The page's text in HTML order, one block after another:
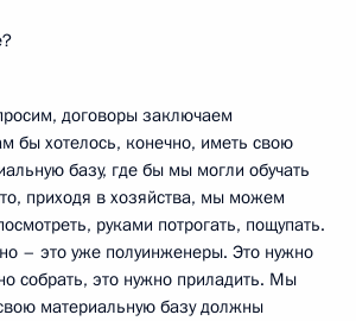
договоры заключаем
бы хотелось, конечно, иметь свою
базу, где бы мы могли обучать
приходя в хозяйства, мы можем
руками потрогать, пощупать.
– это уже полуинженеры. Это нужно
собрать, это нужно приладить. Мы
материальную базу должны